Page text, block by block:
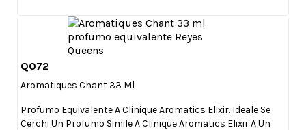
Q072
Aromatiques Chant 33 Ml
Profumo Equivalente A Clinique Aromatics Elixir. Ideale Se
Cerchi Un Profumo Simile A Clinique Aromatics Elixir A Un